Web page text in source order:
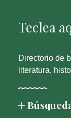
Directorio de
literatura,